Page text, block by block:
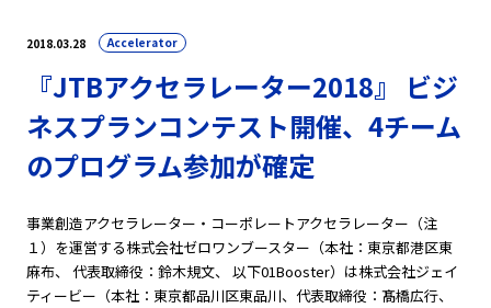
2018.03.28 Accelerator
『JTBアクセラレーター2018』 ビジ
ネスプランコンテスト開催、4チーム
のプログラム参加が確定
事業創造アクセラレーター・コーポレートアクセラレーター（注
１）を運営する株式会社ゼロワンブースター（本社：東京都港区東
麻布、 代表取締役：鈴木規文、 以下01Booster）は株式会社ジェイ
ティービー（本社：東京都品川区東品川、代表取締役：髙橋広行、